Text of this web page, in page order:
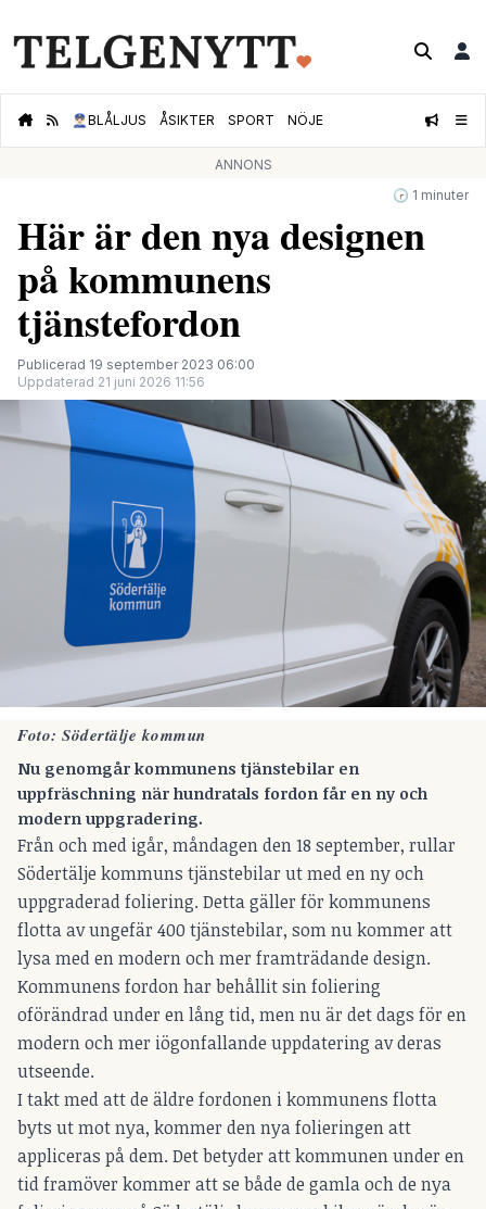
👮🏻‍♂️BLÅLJUS ÅSIKTER SPORT NÖJE
ANNONS
🕝 1 minuter
Här är den nya designen
på kommunens
tjänstefordon
Publicerad 19 september 2023 06:00
Uppdaterad 21 juni 2026 11:56
Foto: Södertälje kommun
Nu genomgår kommunens tjänstebilar en
uppfräschning när hundratals fordon får en ny och
modern uppgradering.
Från och med igår, måndagen den 18 september, rullar
Södertälje kommuns tjänstebilar ut med en ny och
uppgraderad foliering. Detta gäller för kommunens
flotta av ungefär 400 tjänstebilar, som nu kommer att
lysa med en modern och mer framträdande design.
Kommunens fordon har behållit sin foliering
oförändrad under en lång tid, men nu är det dags för en
modern och mer iögonfallande uppdatering av deras
utseende.
I takt med att de äldre fordonen i kommunens flotta
byts ut mot nya, kommer den nya folieringen att
appliceras på dem. Det betyder att kommunen under en
tid framöver kommer att se både de gamla och de nya